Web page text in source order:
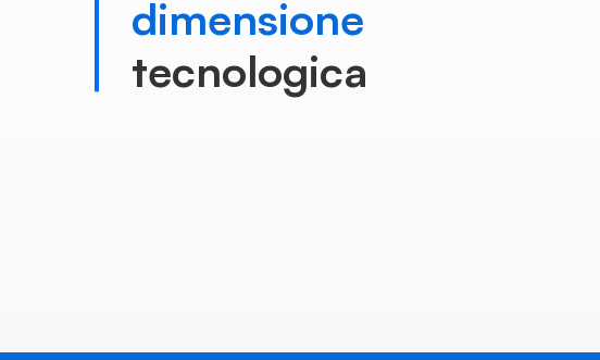
dimensione
tecnologica